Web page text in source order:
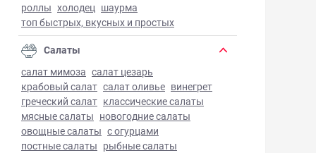
роллы холодец шаурма
топ быстрых, вкусных и простых
Салаты
салат мимоза салат цезарь
крабовый салат салат оливье винегрет
греческий салат классические салаты
мясные салаты новогодние салаты
овощные салаты с огурцами
постные салаты рыбные салаты